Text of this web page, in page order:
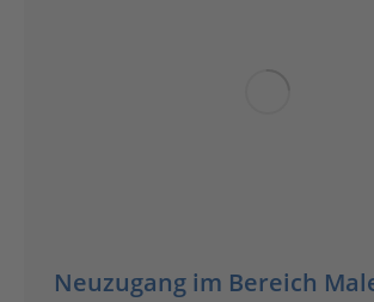
Neuzugang im Bereich